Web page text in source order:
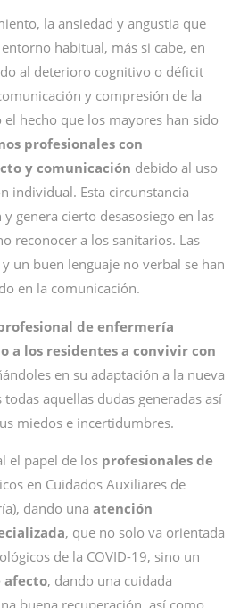
la ansiedad y angustia que
habitual, más si cabe, en
al deterioro cognitivo o déficit
y compresión de la
hecho que los mayores han sido
profesionales con
y comunicación debido al uso
individual. Esta circunstancia
genera cierto desasosiego en las
reconocer a los sanitarios. Las
un buen lenguaje no verbal se han
en la comunicación.
de enfermería
a los residentes a convivir con
en su adaptación a la nueva
aquellas dudas generadas así
miedos e incertidumbres.
el papel de los profesionales de
en Cuidados Auxiliares de
dando una atención
, que no solo va orientada
de la COVID-19, sino un
afecto, dando una cuidada
buena recuperación, así como